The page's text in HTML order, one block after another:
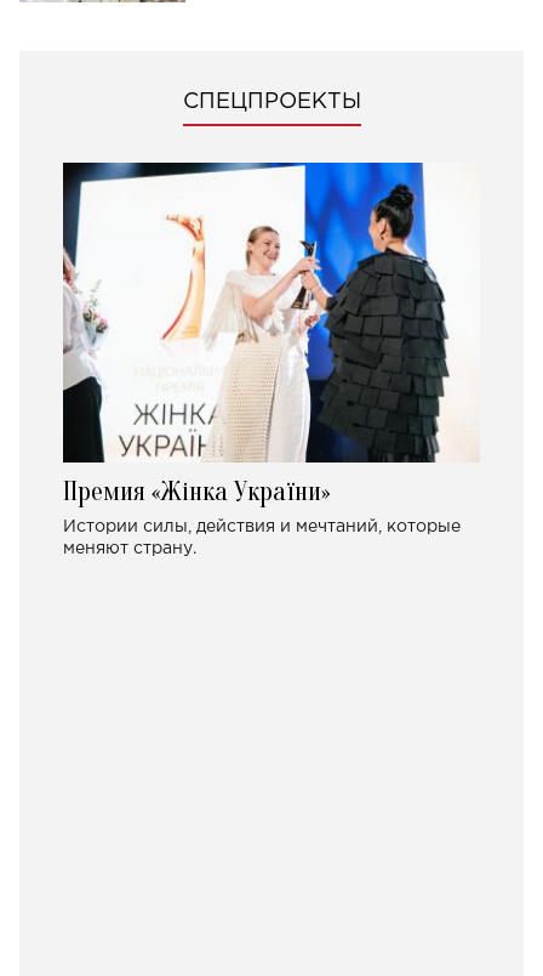
СПЕЦПРОЕКТЫ
Премия «Жінка України»
Истории силы, действия и мечтаний, которые
меняют страну.